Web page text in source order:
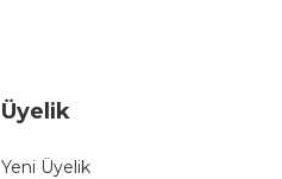
Üyelik
Yeni Üyelik